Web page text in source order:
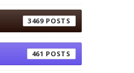
3469
461